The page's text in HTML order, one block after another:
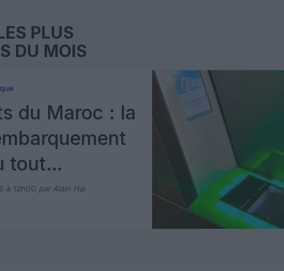
PLUS
DU MOIS
du Maroc : la
tout
avec Pax
à 12h00 par Alain Hai